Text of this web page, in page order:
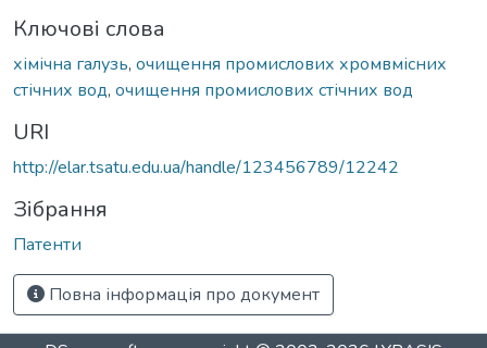
Ключові слова
хімічна галузь, очищення промислових хромвмісних
стічних вод, очищення промислових стічних вод
URI
http://elar.tsatu.edu.ua/handle/123456789/12242
Зібрання
Патенти
Повна інформація про документ